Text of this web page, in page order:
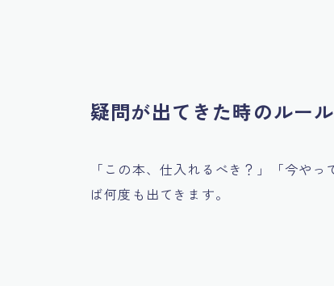
疑問が出てきた時のルー
「この本、仕入れるべき？」「今や
ば何度も出てきます。